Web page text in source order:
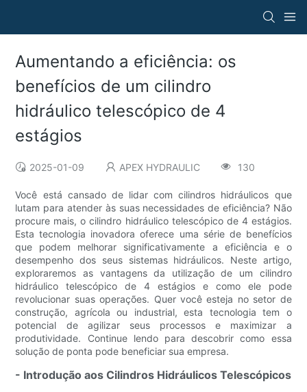
Aumentando a eficiência: os
benefícios de um cilindro
hidráulico telescópico de 4
estágios
2025-01-09 APEX HYDRAULIC 130
Você está cansado de lidar com cilindros hidráulicos que
lutam para atender às suas necessidades de eficiência? Não
procure mais, o cilindro hidráulico telescópico de 4 estágios.
Esta tecnologia inovadora oferece uma série de benefícios
que podem melhorar significativamente a eficiência e o
desempenho dos seus sistemas hidráulicos. Neste artigo,
exploraremos as vantagens da utilização de um cilindro
hidráulico telescópico de 4 estágios e como ele pode
revolucionar suas operações. Quer você esteja no setor de
construção, agrícola ou industrial, esta tecnologia tem o
potencial de agilizar seus processos e maximizar a
produtividade. Continue lendo para descobrir como essa
solução de ponta pode beneficiar sua empresa.
- Introdução aos Cilindros Hidráulicos Telescópicos